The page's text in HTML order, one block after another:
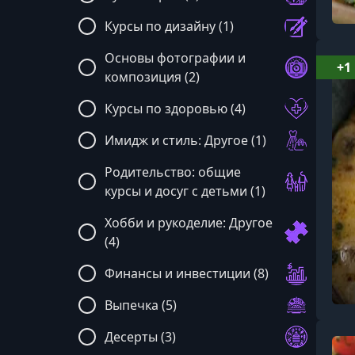
Курсы по дизайну (1)
Основы фотографии и
композиция (2)
Курсы по здоровью (4)
Имидж и стиль: Другое (1)
Родительство: общие
курсы и досуг с детьми (1)
Хобби и рукоделие: Другое
(4)
Финансы и инвестиции (8)
Выпечка (5)
Десерты (3)
+1